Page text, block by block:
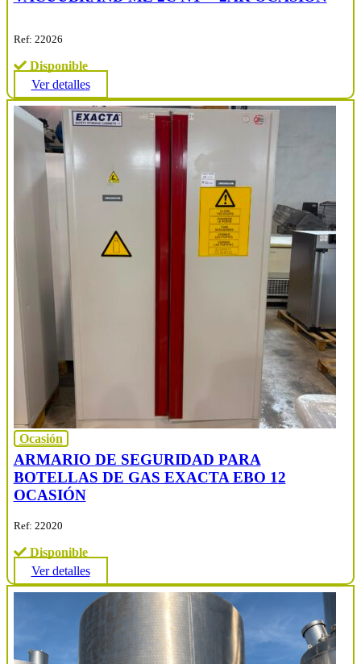
Ref: 22026
Disponible
Ver detalles
Ocasión
ARMARIO DE SEGURIDAD PARA
BOTELLAS DE GAS EXACTA EBO 12
OCASIÓN
Ref: 22020
Disponible
Ver detalles